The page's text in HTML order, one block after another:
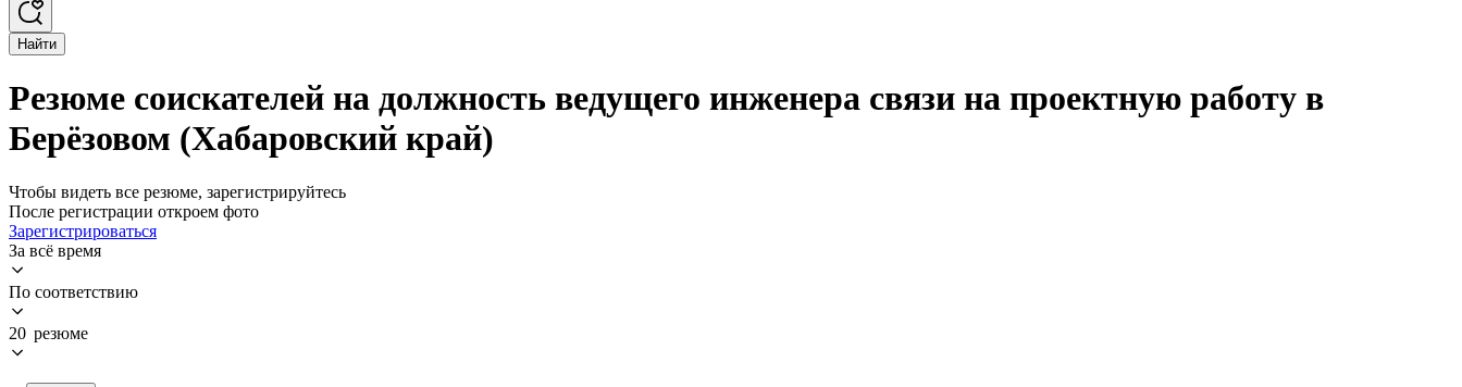
Найти
Резюме соискателей на должность ведущего инженера связи на проектную работу в
Берёзовом (Хабаровский край)
Чтобы видеть все резюме, зарегистрируйтесь
После регистрации откроем фото
Зарегистрироваться
За всё время
По соответствию
20 резюме